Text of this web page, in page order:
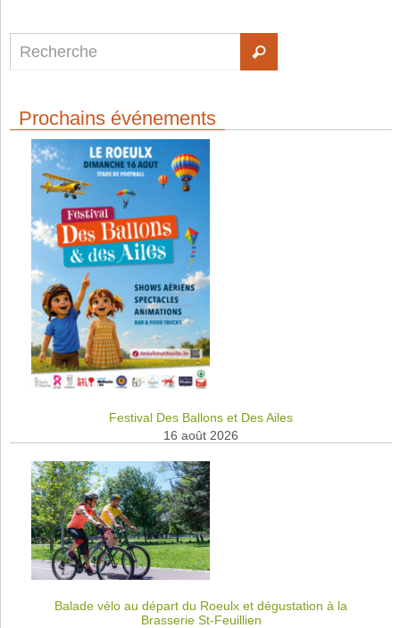
Prochains événements
Festival Des Ballons et Des Ailes
16 août 2026
Balade vélo au départ du Roeulx et dégustation à la
Brasserie St-Feuillien